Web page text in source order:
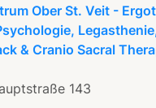
Ober St. Veit -
& Cranio Sacral
143